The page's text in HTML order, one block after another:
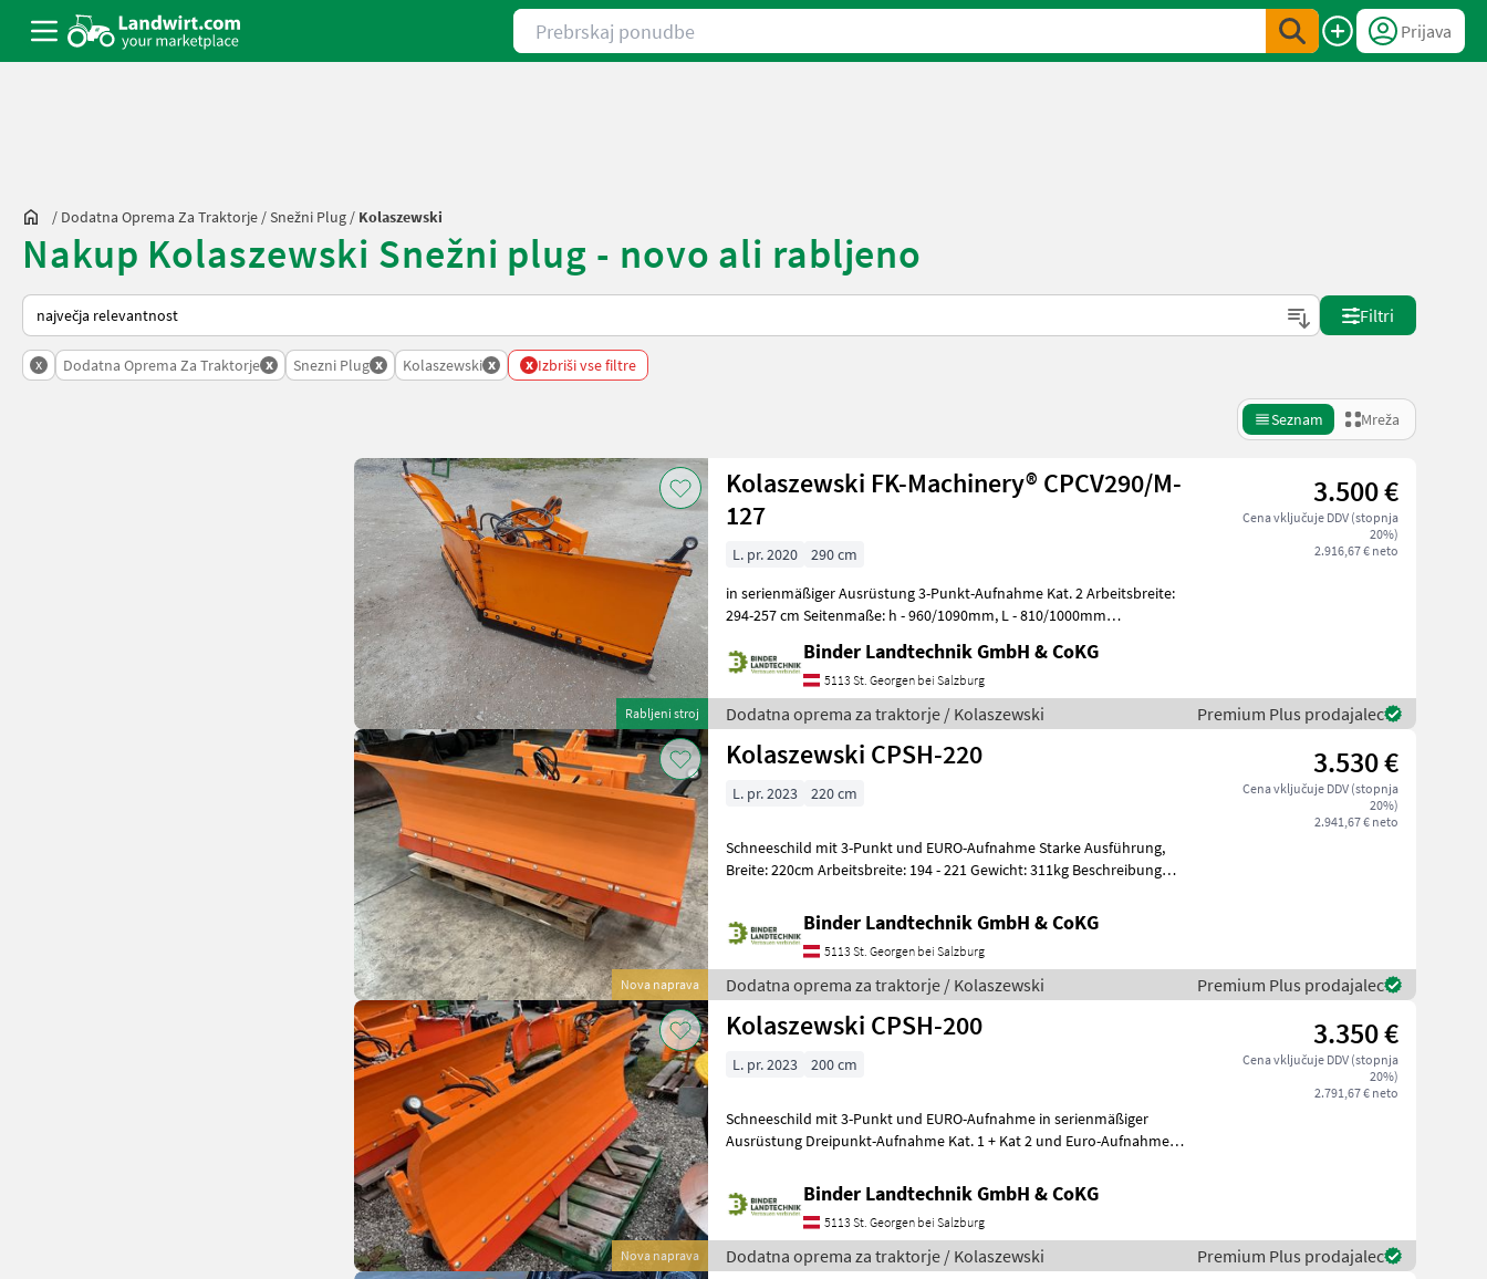
Prebrskaj ponudbe
Prijava
/ Dodatna Oprema Za Traktorje /Snežni Plug / Kolaszewski
Nakup Kolaszewski Snežni plug - novo ali rabljeno
Tako je razvrščeno na Landwirt.com
Filtri
x Dodatna Oprema Za Traktorje x Snezni Plug x Kolaszewski x x Izbriši vse filtre
Seznam Mreža
Rabljeni stroj
Kolaszewski FK-Machinery® CPCV290/M-
127
3.500 €
Cena vključuje DDV (stopnja
20%)
2.916,67 € neto
L. pr. 2020
290 cm
in serienmäßiger Ausrüstung 3-Punkt-Aufnahme Kat. 2 Arbeitsbreite:
294-257 cm Seitenmaße: h - 960/1090mm, L - 810/1000mm
Binder Landtechnik GmbH & CoKG
5113 St. Georgen bei Salzburg
Dodatna oprema za traktorje / Kolaszewski Premium Plus prodajalec
Nova naprava
Kolaszewski CPSH-220 3.530 €
Cena vključuje DDV (stopnja
20%)
2.941,67 € neto
L. pr. 2023 220 cm
Schneeschild mit 3-Punkt und EURO-Aufnahme Starke Ausführung,
Breite: 220cm Arbeitsbreite: 194 - 221 Gewicht: 311kg Beschreibung
Binder Landtechnik GmbH & CoKG
5113 St. Georgen bei Salzburg
Dodatna oprema za traktorje / Kolaszewski Premium Plus prodajalec
Nova naprava
Kolaszewski CPSH-200 3.350 €
Cena vključuje DDV (stopnja
20%)
2.791,67 € neto
L. pr. 2023 200 cm
Schneeschild mit 3-Punkt und EURO-Aufnahme in serienmäßiger
Ausrüstung Dreipunkt-Aufnahme Kat. 1 + Kat 2 und Euro-Aufnahme
Binder Landtechnik GmbH & CoKG
5113 St. Georgen bei Salzburg
Dodatna oprema za traktorje / Kolaszewski Premium Plus prodajalec